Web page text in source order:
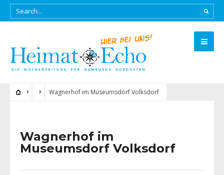
Wagnerhof im Museumsdorf Volksdorf
Wagnerhof im
Museumsdorf Volksdorf